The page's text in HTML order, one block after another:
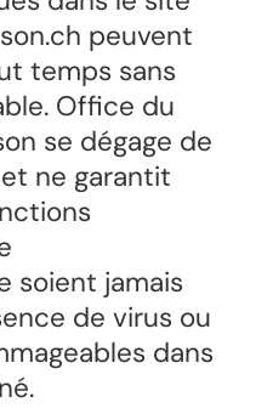
peuvent
temps sans
Office du
se dégage de
ne garantit
soient jamais
de virus ou
dans